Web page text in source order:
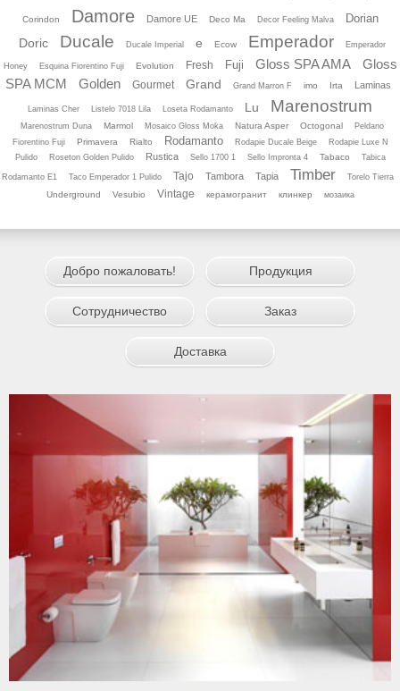
Corindon Damore Damore UE Deco Ma Decor Feeling Malva Dorian
Doric Ducale Ducale Imperial e Ecow Emperador Emperador
Honey Esquina Fiorentino Fuji Evolution Fresh Fuji Gloss SPA AMA
Gloss
SPA MCM
Golden Gourmet Grand Grand Marron F imo Irta Laminas
Laminas Cher Listelo 7018 Lila Loseta Rodamanto Lu Marenostrum
Marenostrum Duna Marmol Mosaico Gloss Moka Natura Asper Octogonal
Peldano
Fiorentino Fuji
Primavera Rialto Rodamanto Rodapie Ducale Beige
Rodapie Luхe N
Pulido
Roseton Golden Pulido Rustica Sello 1700 1 Sello Impronta 4 Tabaco Tabica
Rodamanto E1 Taco Emperador 1 Pulido Tajo Tambora Tapia Timber Torelo Tierra
Underground Vesubio Vintage керамогранит клинкер мозаика
Добро пожаловать! Продукция
Сотрудничество Заказ
Доставка